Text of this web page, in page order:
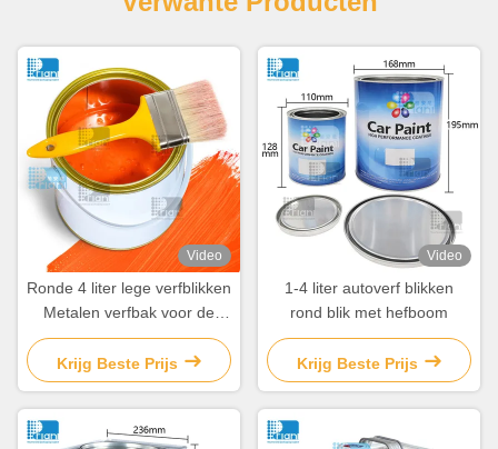
Video
Ronde 4 liter lege verfblikken
Metalen verfbak voor de
industrie
Krijg Beste Prijs
Video
1-4 liter autoverf blikken
rond blik met hefboom
Krijg Beste Prijs